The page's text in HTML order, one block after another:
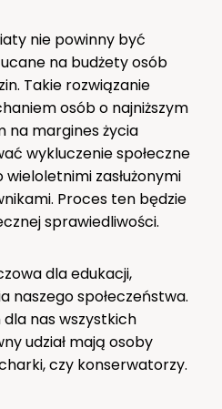
nie powinny być
na budżety osób
Takie rozwiązanie
osób o najniższym
na margines życia
wykluczenie społeczne
zasłużonymi
Proces ten będzie
sprawiedliwości.
dla edukacji,
naszego społeczeństwa.
nas wszystkich
udział mają osoby
czy konserwatorzy.